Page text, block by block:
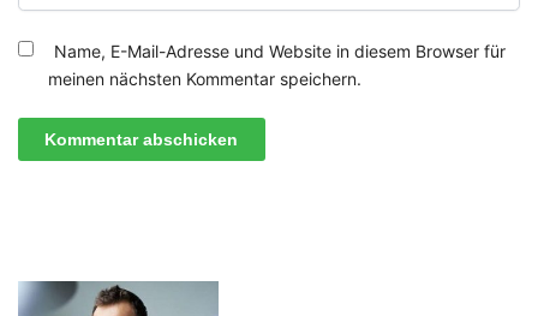
Name, E-Mail-Adresse und Website in diesem Browser für
meinen nächsten Kommentar speichern.